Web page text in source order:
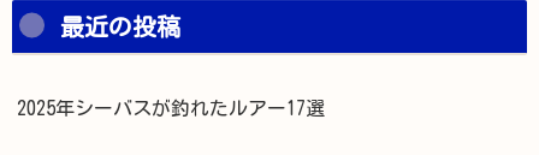
最近の投稿
2025年シーバスが釣れたルアー17選